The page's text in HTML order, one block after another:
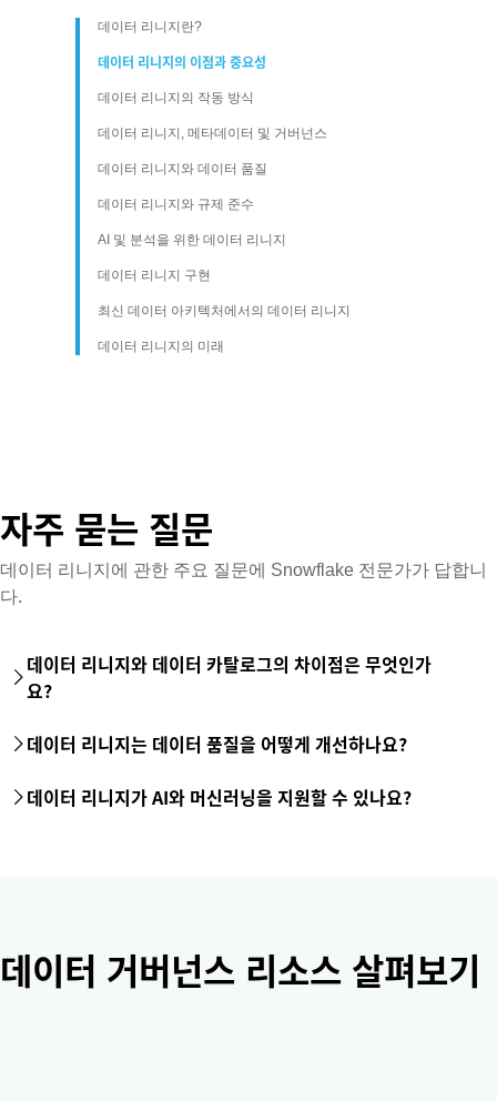
데이터 리니지란?
데이터 리니지의 이점과 중요성
데이터 리니지의 작동 방식
데이터 리니지, 메타데이터 및 거버넌스
데이터 리니지와 데이터 품질
데이터 리니지와 규제 준수
AI 및 분석을 위한 데이터 리니지
데이터 리니지 구현
최신 데이터 아키텍처에서의 데이터 리니지
데이터 리니지의 미래
자주 묻는 질문
데이터 리니지에 관한 주요 질문에 Snowflake 전문가가 답합니
다.
데이터 리니지와 데이터 카탈로그의 차이점은 무엇인가
요?
‘어디서’)를 제공한다면, 데이터 리니지는 시간이 지남에 따라 해당
니다. 통합 시스템은 카탈로그의 기술적 메타데이터를 활용하여
데이터 리니지는 데이터 품질을 어떻게 개선하나요?
를 역추적하여 근본 원인 분석을 수행할 수 있습니다. 또한, 지표가
데이터 리니지가 AI와 머신러닝을 지원할 수 있나요?
데이터 거버넌스 리소스 살펴보기